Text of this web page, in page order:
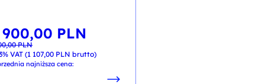
PLN
PLN.
900,00 PLN
PLN.
VAT (1 107,00 PLN brutto)
najniższa cena: